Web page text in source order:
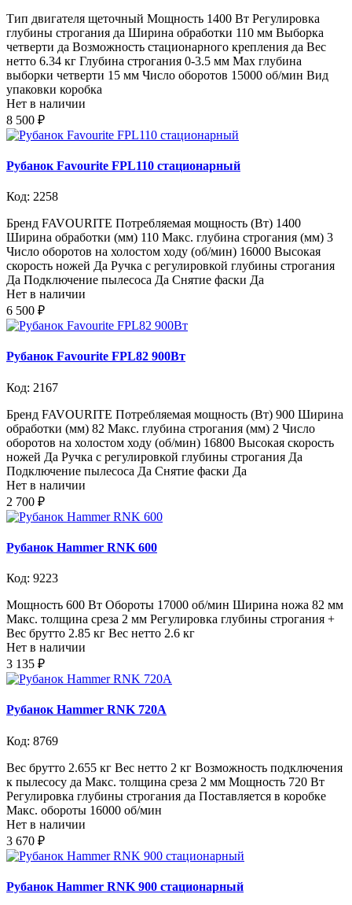
Тип двигателя щеточный Мощность 1400 Вт Регулировка
глубины строгания да Ширина обработки 110 мм Выборка
четверти да Возможность стационарного крепления да Вес
нетто 6.34 кг Глубина строгания 0-3.5 мм Мах глубина
выборки четверти 15 мм Число оборотов 15000 об/мин Вид
упаковки коробка
Нет в наличии
8 500 ₽
Рубанок Favourite FPL110 стационарный
Код: 2258
Бренд FAVOURITE Потребляемая мощность (Вт) 1400
Ширина обработки (мм) 110 Макс. глубина строгания (мм) 3
Число оборотов на холостом ходу (об/мин) 16000 Высокая
скорость ножей Да Ручка с регулировкой глубины строгания
Да Подключение пылесоса Да Снятие фаски Да
Нет в наличии
6 500 ₽
Рубанок Favourite FPL82 900Вт
Код: 2167
Бренд FAVOURITE Потребляемая мощность (Вт) 900 Ширина
обработки (мм) 82 Макс. глубина строгания (мм) 2 Число
оборотов на холостом ходу (об/мин) 16800 Высокая скорость
ножей Да Ручка с регулировкой глубины строгания Да
Подключение пылесоса Да Снятие фаски Да
Нет в наличии
2 700 ₽
Рубанок Hammer RNK 600
Код: 9223
Мощность 600 Вт Обороты 17000 об/мин Ширина ножа 82 мм
Макс. толщина среза 2 мм Регулировка глубины строгания +
Вес брутто 2.85 кг Вес нетто 2.6 кг
Нет в наличии
3 135 ₽
Рубанок Hammer RNK 720А
Код: 8769
Вес брутто 2.655 кг Вес нетто 2 кг Возможность подключения
к пылесосу да Макс. толщина среза 2 мм Мощность 720 Вт
Регулировка глубины строгания да Поставляется в коробке
Макс. обороты 16000 об/мин
Нет в наличии
3 670 ₽
Рубанок Hammer RNK 900 стационарный